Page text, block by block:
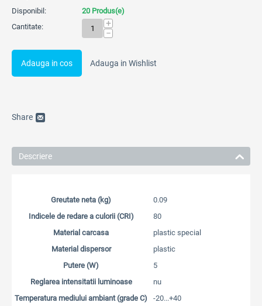
Disponibil:
20 Produs(e)
Cantitate:
+
−
Adauga in cos Adauga in Wishlist
Share
Descriere
Greutate neta (kg)
0.09
Indicele de redare a culorii (CRI)
80
Material carcasa
plastic special
Material dispersor
plastic
Putere (W)
5
Reglarea intensitatii luminoase
nu
Temperatura mediului ambiant (grade C)
-20...+40